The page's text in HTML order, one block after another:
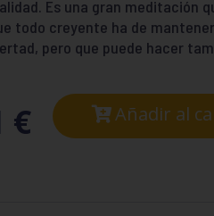
Es una gran meditación
todo creyente ha de
pero que puede hacer
€ Añadir al